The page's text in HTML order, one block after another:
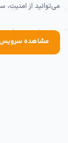
می‌توانید از امنیت،
مشاهده